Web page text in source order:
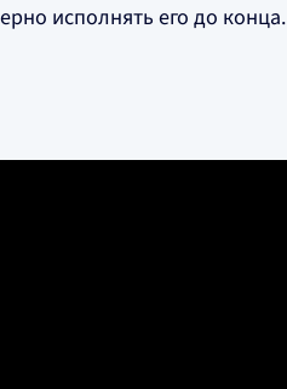
исполнять его до конца.